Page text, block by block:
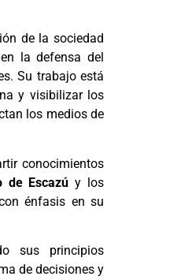
de la sociedad
la defensa del
Su trabajo está
y visibilizar los
los medios de
conocimientos
de Escazú y los
énfasis en su
sus principios
de decisiones y